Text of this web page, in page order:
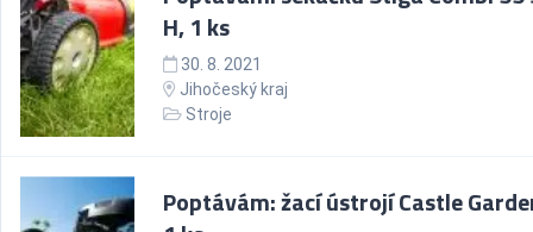
H, 1 ks
30. 8. 2021
Jihočeský kraj
Stroje
Poptávám: žací ústrojí Castle